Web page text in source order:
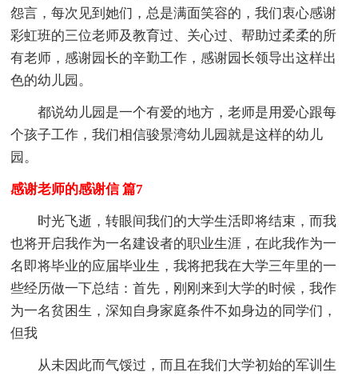
怨言，每次见到她们，总是满面笑容的，我们衷心感谢
彩虹班的三位老师及教育过、关心过、帮助过柔柔的所
有老师，感谢园长的辛勤工作，感谢园长领导出这样出
色的幼儿园。
都说幼儿园是一个有爱的地方，老师是用爱心跟每
个孩子工作，我们相信骏景湾幼儿园就是这样的幼儿
园。
感谢老师的感谢信 篇7
时光飞逝，转眼间我们的大学生活即将结束，而我
也将开启我作为一名建设者的职业生涯，在此我作为一
名即将毕业的应届毕业生，我将把我在大学三年里的一
些经历做一下总结：首先，刚刚来到大学的时候，我作
为一名贫困生，深知自身家庭条件不如身边的同学们，
但我
从未因此而气馁过，而且在我们大学初始的军训生